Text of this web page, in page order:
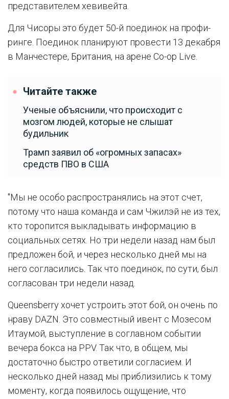
представителем хевивейта.
Для Чисоры это будет 50-й поединок на профи-
ринге. Поединок планируют провести 13 декабря
в Манчестере, Британия, на арене Co-op Live.
Читайте также
Ученые объяснили, что происходит с
мозгом людей, которые не слышат
будильник
Трамп заявил об «огромных запасах»
средств ПВО в США
"Мы не особо распространялись на этот счет,
потому что наша команда и сам Чжилэй не из тех,
кто торопится выкладывать информацию в
социальных сетях. Но три недели назад нам был
предложен бой, и через несколько дней мы на
него согласились. Так что поединок, по сути, был
согласован три недели назад.
Queensberry хочет устроить этот бой, он очень по
нраву DAZN. Это совместный ивент с Мозесом
Итаумой, выступление в соглавном событии
вечера бокса на PPV. Так что, в общем, мы
достаточно быстро ответили согласием. И
несколько дней назад мы приблизились к тому
моменту, когда появилось ощущение, что